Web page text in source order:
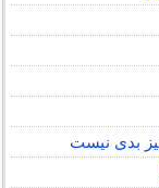
بدی نیست